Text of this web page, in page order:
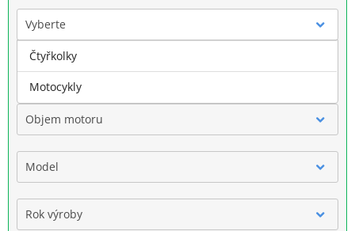
Vyberte
Značka
Objem motoru
Model
Rok výroby
Čtyřkolky
Motocykly